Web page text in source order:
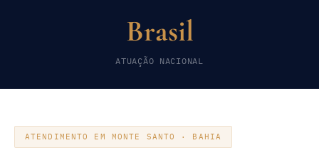
Brasil
ATUAÇÃO NACIONAL
ATENDIMENTO EM MONTE SANTO · BAHIA